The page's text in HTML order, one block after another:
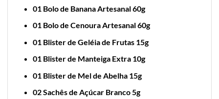
01 Bolo de Banana Artesanal 60g
01 Bolo de Cenoura Artesanal 60g
01 Blister de Geléia de Frutas 15g
01 Blister de Manteiga Extra 10g
01 Blister de Mel de Abelha 15g
02 Sachês de Açúcar Branco 5g